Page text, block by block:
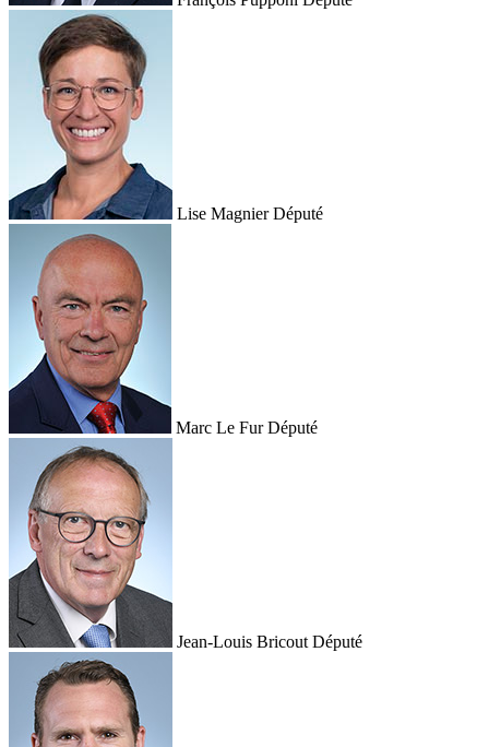
Lise Magnier Député
Marc Le Fur Député
Jean-Louis Bricout Député